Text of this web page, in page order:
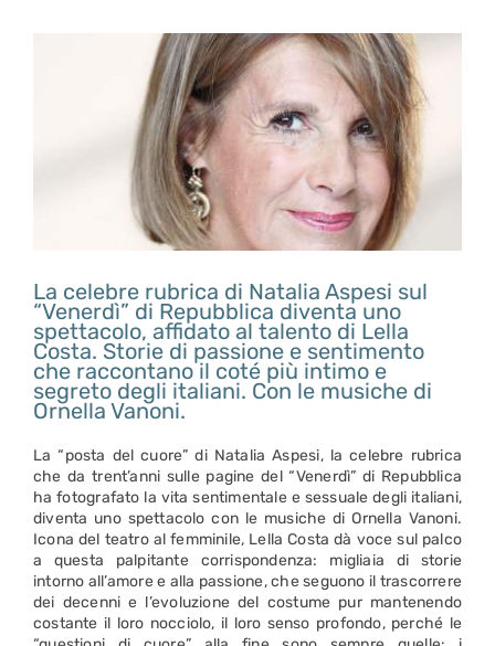
La celebre rubrica di Natalia Aspesi sul
“Venerdì” di Repubblica diventa uno
spettacolo, affidato al talento di Lella
Costa. Storie di passione e sentimento
che raccontano il coté più intimo e
segreto degli italiani. Con le musiche di
Ornella Vanoni.
La “posta del cuore” di Natalia Aspesi, la celebre rubrica
che da trent’anni sulle pagine del “Venerdì” di Repubblica
ha fotografato la vita sentimentale e sessuale degli italiani,
diventa uno spettacolo con le musiche di Ornella Vanoni.
Icona del teatro al femminile, Lella Costa dà voce sul palco
a questa palpitante corrispondenza: migliaia di storie
intorno all’amore e alla passione, che seguono il trascorrere
dei decenni e l’evoluzione del costume pur mantenendo
costante il loro nocciolo, il loro senso profondo, perché le